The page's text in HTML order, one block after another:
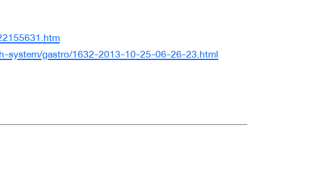
system/gastro/1632-2013-10-25-06-26-23.html